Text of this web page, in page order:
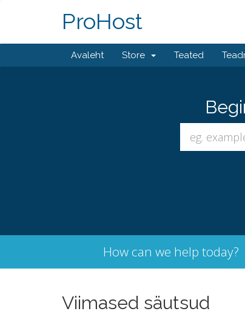
ProHost
Avaleht Store Teated
How can we help today?
Viimased säutsud